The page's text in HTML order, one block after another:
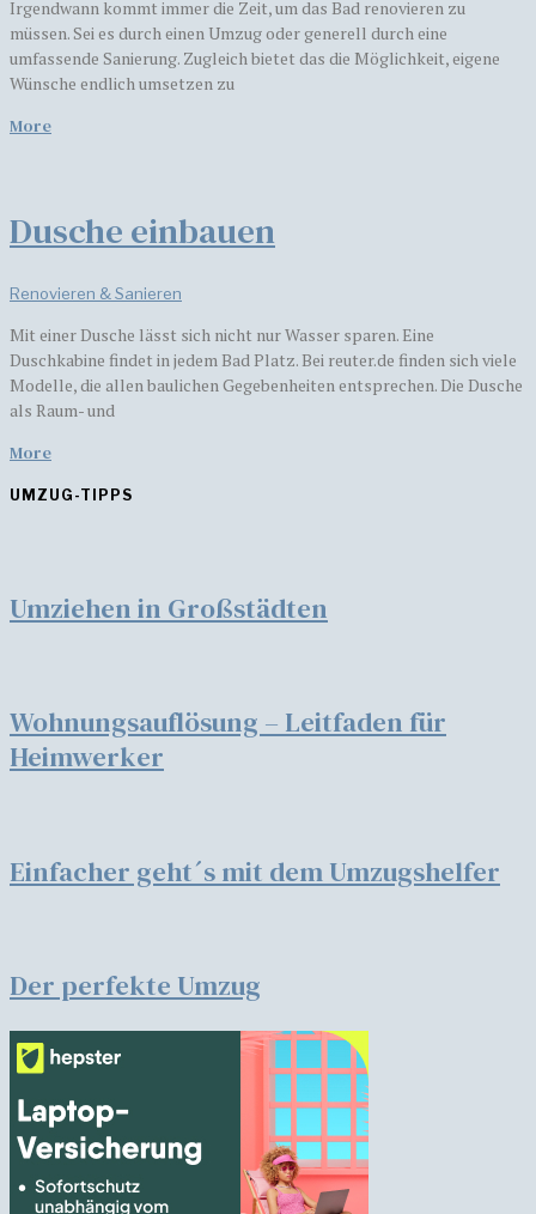
Irgendwann kommt immer die Zeit, um das Bad renovieren zu
müssen. Sei es durch einen Umzug oder generell durch eine
umfassende Sanierung. Zugleich bietet das die Möglichkeit, eigene
Wünsche endlich umsetzen zu
More
Dusche einbauen
Renovieren & Sanieren
Mit einer Dusche lässt sich nicht nur Wasser sparen. Eine
Duschkabine findet in jedem Bad Platz. Bei reuter.de finden sich viele
Modelle, die allen baulichen Gegebenheiten entsprechen. Die Dusche
als Raum- und
More
UMZUG-TIPPS
Umziehen in Großstädten
Wohnungsauflösung – Leitfaden für
Heimwerker
Einfacher geht´s mit dem Umzugshelfer
Der perfekte Umzug